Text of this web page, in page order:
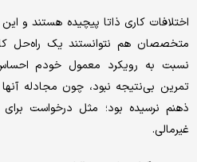
متخصصان هم نتوانستند یک راه‌حل
نسبت به رویکرد معمول خودم احساس
تمرین بی‌نتیجه نبود، چون مجادله
ذهنم نرسیده بود؛ مثل درخواست
غیرمالی.